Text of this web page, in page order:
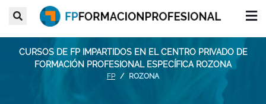
CURSOS DE FP IMPARTIDOS EN EL CENTRO PRIVADO DE
FORMACIÓN PROFESIONAL ESPECÍFICA ROZONA
FP ROZONA